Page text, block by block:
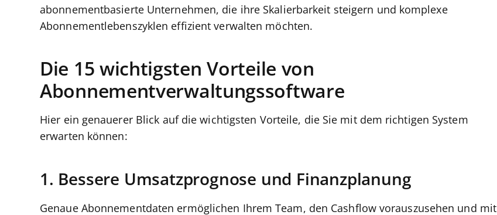
abonnementbasierte Unternehmen, die ihre Skalierbarkeit steigern und komplexe
Abonnementlebenszyklen effizient verwalten möchten.
Die 15 wichtigsten Vorteile von
Abonnementverwaltungssoftware
Hier ein genauerer Blick auf die wichtigsten Vorteile, die Sie mit dem richtigen System
erwarten können:
1. Bessere Umsatzprognose und Finanzplanung
Genaue Abonnementdaten ermöglichen Ihrem Team, den Cashflow vorauszusehen und mit